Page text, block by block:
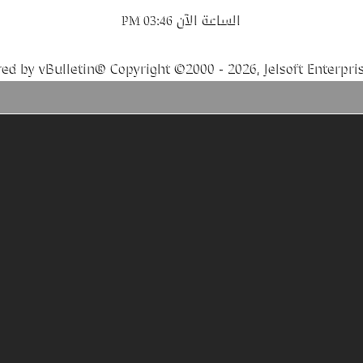
الساعة الآن 03:46 PM
by vBulletin® Copyright ©2000 - 2026, Jelsoft